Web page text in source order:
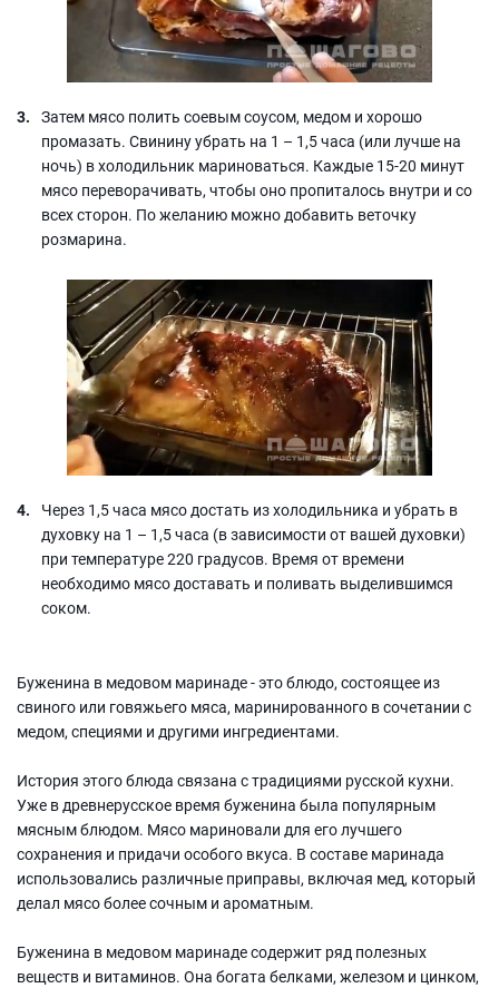
Затем мясо полить соевым соусом, медом и хорошо
промазать. Свинину убрать на 1 – 1,5 часа (или лучше на
ночь) в холодильник мариноваться. Каждые 15-20 минут
мясо переворачивать, чтобы оно пропиталось внутри и со
всех сторон. По желанию можно добавить веточку
розмарина.
Через 1,5 часа мясо достать из холодильника и убрать в
духовку на 1 – 1,5 часа (в зависимости от вашей духовки)
при температуре 220 градусов. Время от времени
необходимо мясо доставать и поливать выделившимся
соком.
Буженина в медовом маринаде - это блюдо, состоящее из
свиного или говяжьего мяса, маринированного в сочетании с
медом, специями и другими ингредиентами.
История этого блюда связана с традициями русской кухни.
Уже в древнерусское время буженина была популярным
мясным блюдом. Мясо мариновали для его лучшего
сохранения и придачи особого вкуса. В составе маринада
использовались различные приправы, включая мед, который
делал мясо более сочным и ароматным.
Буженина в медовом маринаде содержит ряд полезных
веществ и витаминов. Она богата белками, железом и цинком,